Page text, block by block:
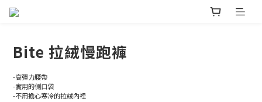
Bite 拉絨慢跑褲
-高彈力腰帶
-實用的側口袋
-不用擔心寒冷的拉絨內裡